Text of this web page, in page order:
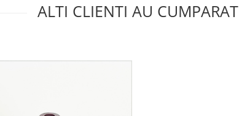
ALTI CLIENTI AU CUMPARAT